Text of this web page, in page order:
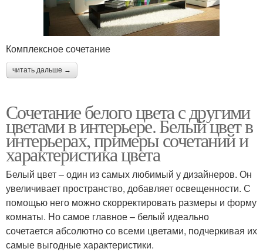
Комплексное сочетание
читать дальше →
Сочетание белого цвета с другими
цветами в интерьере. Белый цвет в
интерьерах, примеры сочетаний и
характеристика цвета
Белый цвет – один из самых любимый у дизайнеров. Он
увеличивает пространство, добавляет освещенности. С
помощью него можно скорректировать размеры и форму
комнаты. Но самое главное – белый идеально
сочетается абсолютно со всеми цветами, подчеркивая их
самые выгодные характеристики.